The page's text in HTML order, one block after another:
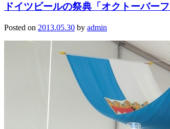
ドイツビールの祭典「オクトーバー
Posted on 2013.05.30 by admin